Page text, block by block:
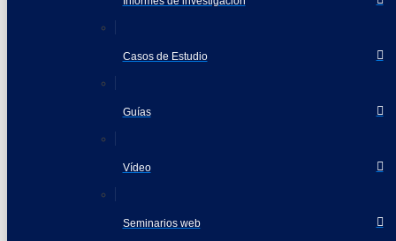
Casos de Estudio
Guías
Vídeo
Seminarios web